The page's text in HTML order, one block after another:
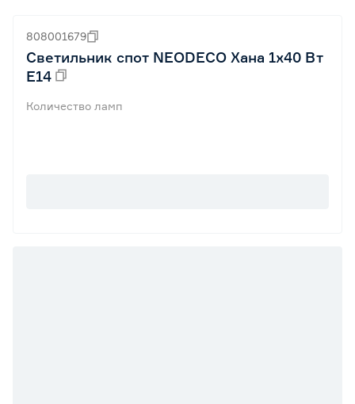
808001679
Светильник спот NEODECO Хана 1х40 Вт
Е14
Количество ламп